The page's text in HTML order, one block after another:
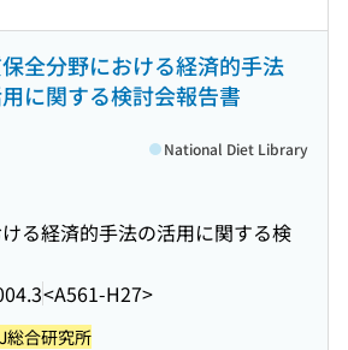
全分野における経済的手法
に関する検討会報告書
る経済的手法の活用に関する検
<A561-H27>
National Diet Library
総合研究所